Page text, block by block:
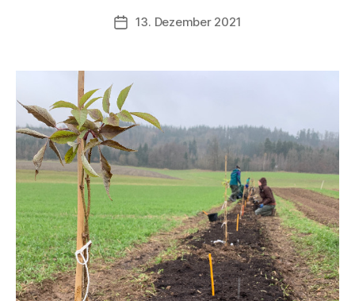
Beitragsdatum
13. Dezember 2021